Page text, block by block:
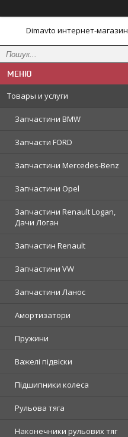
Dimavto интернет-магазин
Товары и услуги
Запчастини BMW
Запчасти FORD
Запчастини Mercedes-Benz
Запчастини Opel
Запчастини Renault Logan,
Дачи Логан
Запчастин Renault
Запчастини VW
Запчастини Ланос
Амортизатори
Пружини
Важелі підвіски
Підшипники колеса
Рульова тяга
Наконечники рульових тяг